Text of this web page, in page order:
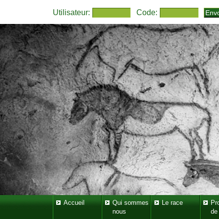
Utilisateur: Code:
Accueil
Qui sommes
nous
Le race